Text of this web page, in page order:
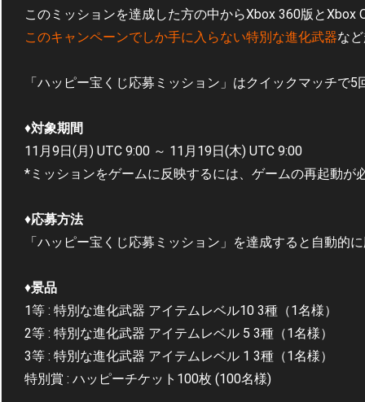
このミッションを達成した方の中からXbox 360版とXbox
このキャンペーンでしか手に入らない特別な進化武器な
「ハッピー宝くじ応募ミッション」はクイックマッチで
♦対象期間
11月9日(月) UTC 9:00 ～ 11月19日(木) UTC 9:00
*ミッションをゲームに反映するには、ゲームの再起動が
♦応募方法
「ハッピー宝くじ応募ミッション」を達成すると自動的
♦景品
1等 : 特別な進化武器 アイテムレベル10 3種（1名様）
2等 : 特別な進化武器 アイテムレベル 5 3種（1名様）
3等 : 特別な進化武器 アイテムレベル 1 3種（1名様）
特別賞 : ハッピーチケット100枚 (100名様)